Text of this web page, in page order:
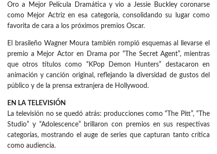
Oro a Mejor Película Dramática y vio a Jessie Buckley coronarse
como Mejor Actriz en esa categoría, consolidando su lugar como
favorita de cara a los próximos premios Oscar.
El brasileño Wagner Moura también rompió esquemas al llevarse el
premio a Mejor Actor en Drama por “The Secret Agent”, mientras
que otros títulos como “KPop Demon Hunters” destacaron en
animación y canción original, reflejando la diversidad de gustos del
público y de la prensa extranjera de Hollywood.
EN LA TELEVISIÓN
La televisión no se quedó atrás: producciones como “The Pitt”, “The
Studio” y “Adolescence” brillaron con premios en sus respectivas
categorías, mostrando el auge de series que capturan tanto crítica
como audiencia.